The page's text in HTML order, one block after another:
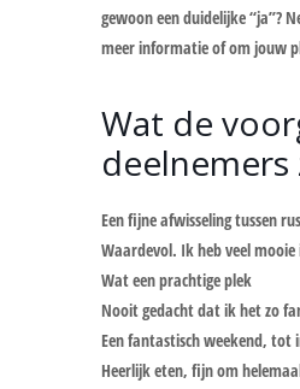
gewoon een duidelijke “ja”?
meer informatie of om jouw
Wat de
deelnemers
Een fijne afwisseling tussen
Waardevol. Ik heb veel
Wat een prachtige plek
Nooit gedacht dat ik het zo
Een fantastisch weekend, tot
Heerlijk eten, fijn om